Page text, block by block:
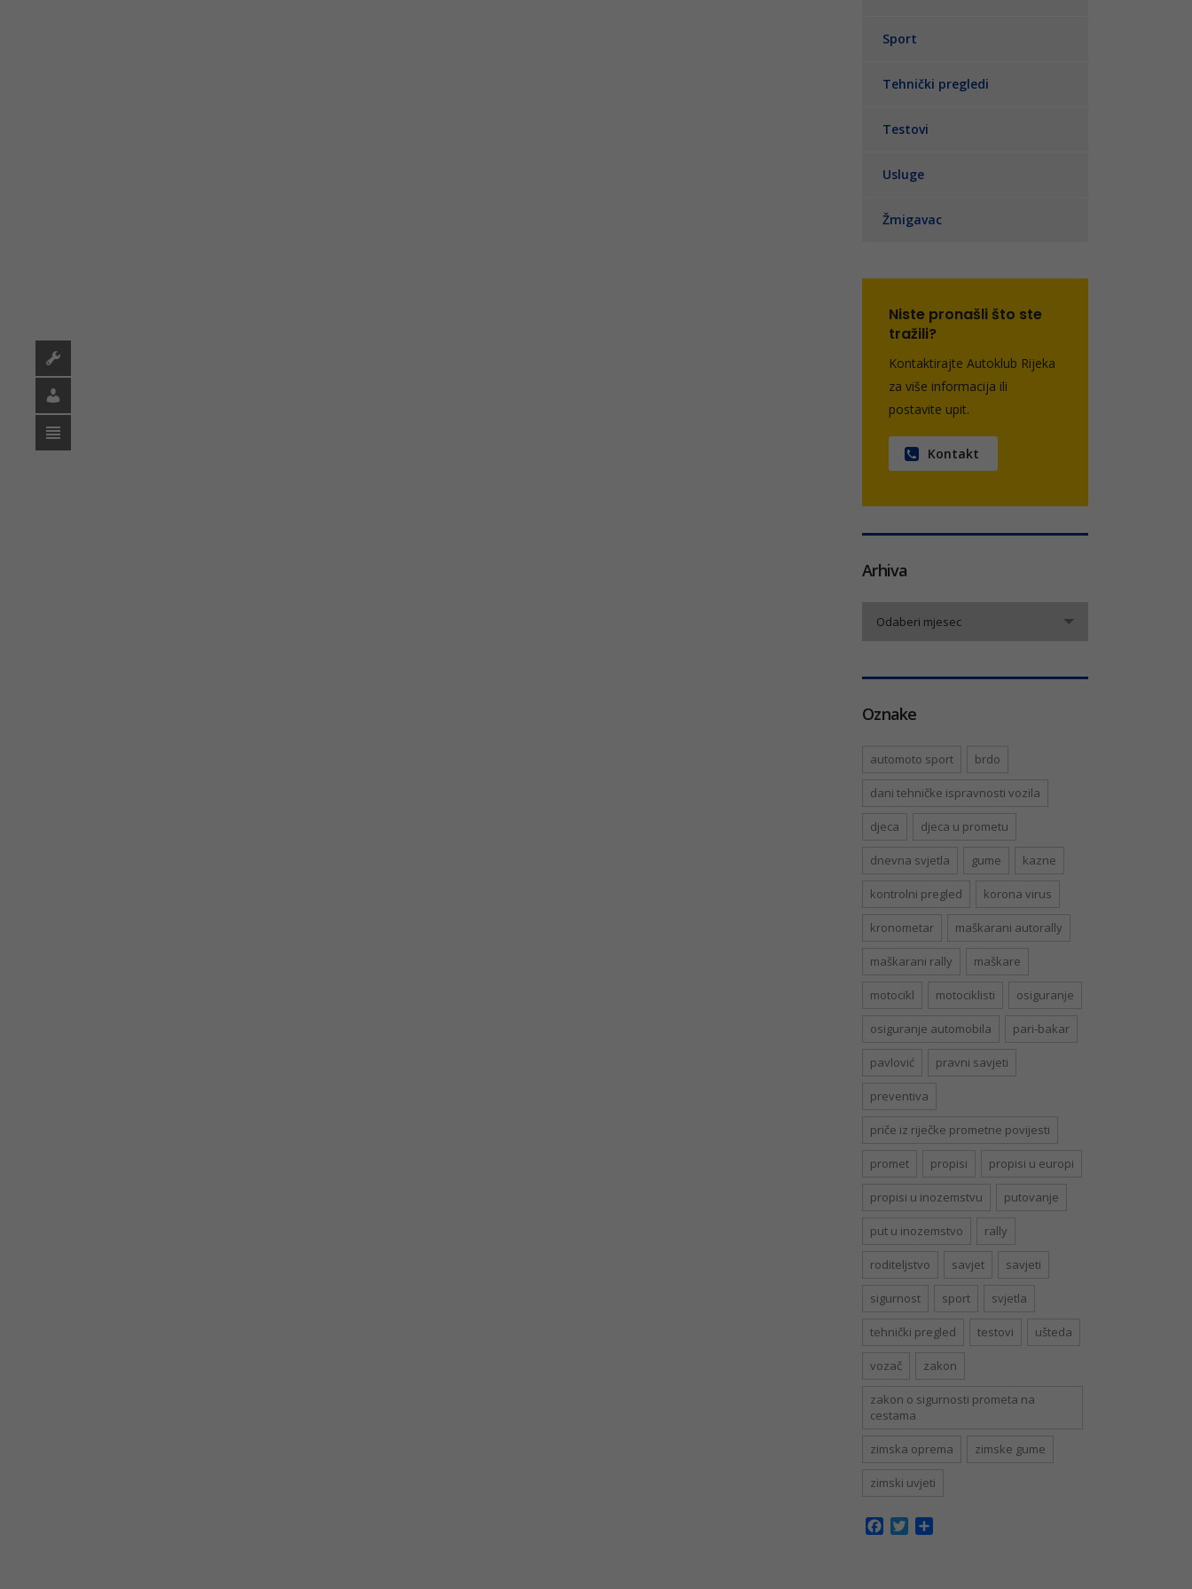
Sport
Tehnički pregledi
Testovi
Usluge
Žmigavac
Niste pronašli što ste
tražili?
Kontaktirajte Autoklub Rijeka
za više informacija ili
postavite upit.
Kontakt
Arhiva
Odaberi mjesec
Oznake
automoto sport brdo
dani tehničke ispravnosti vozila
djeca djeca u prometu
dnevna svjetla gume kazne
kontrolni pregled korona virus
kronometar maškarani autorally
maškarani rally maškare
motocikl motociklisti osiguranje
osiguranje automobila pari-bakar
pavlović pravni savjeti
preventiva
priče iz riječke prometne povijesti
promet propisi propisi u europi
propisi u inozemstvu putovanje
put u inozemstvo rally
roditeljstvo savjet savjeti
sigurnost sport svjetla
tehnički pregled testovi ušteda
vozač zakon
zakon o sigurnosti prometa na
cestama
zimska oprema zimske gume
zimski uvjeti
Facebook
Twitter